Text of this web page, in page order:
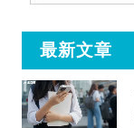
最新文章